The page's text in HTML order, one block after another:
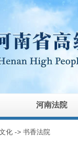
河南法院
化-> 书香法院